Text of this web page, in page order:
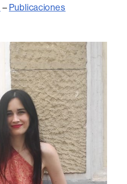
– Publicaciones